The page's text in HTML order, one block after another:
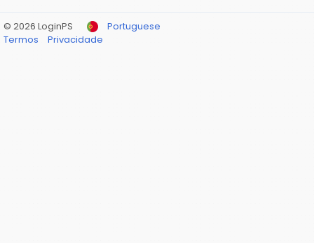
© 2026 LoginPS
Portuguese
Termos
Privacidade